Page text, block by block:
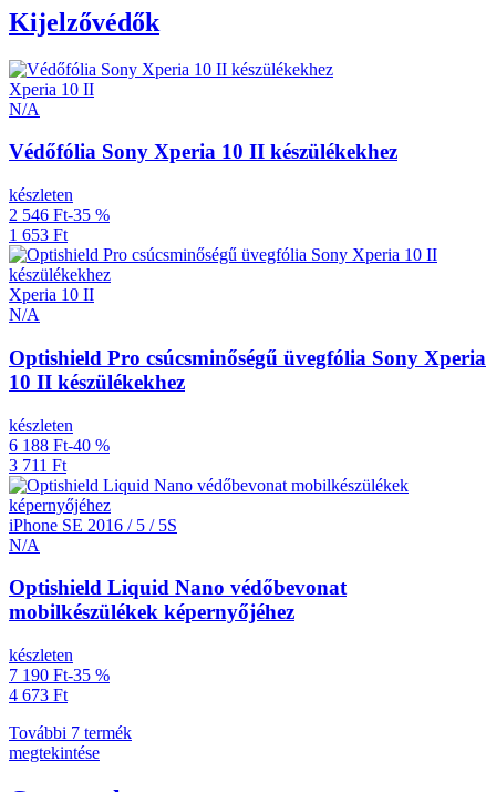
Kijelzővédők
Xperia 10 II
N/A
Védőfólia Sony Xperia 10 II készülékekhez
készleten
2 546 Ft-35 %
1 653 Ft
Xperia 10 II
N/A
Optishield Pro csúcsminőségű üvegfólia Sony Xperia
10 II készülékekhez
készleten
6 188 Ft-40 %
3 711 Ft
iPhone SE 2016 / 5 / 5S
N/A
Optishield Liquid Nano védőbevonat
mobilkészülékek képernyőjéhez
készleten
7 190 Ft-35 %
4 673 Ft
További 7 termék
megtekintése